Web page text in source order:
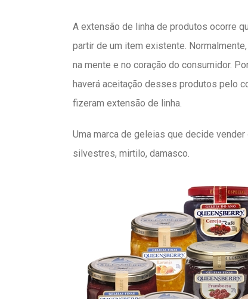
A extensão de linha de produtos ocorre
partir de um item existente.
na mente e no coração do consumidor.
haverá aceitação desses produtos pelo
fizeram extensão de linha.
Uma marca de geleias que decide
silvestres, mirtilo, damasco.